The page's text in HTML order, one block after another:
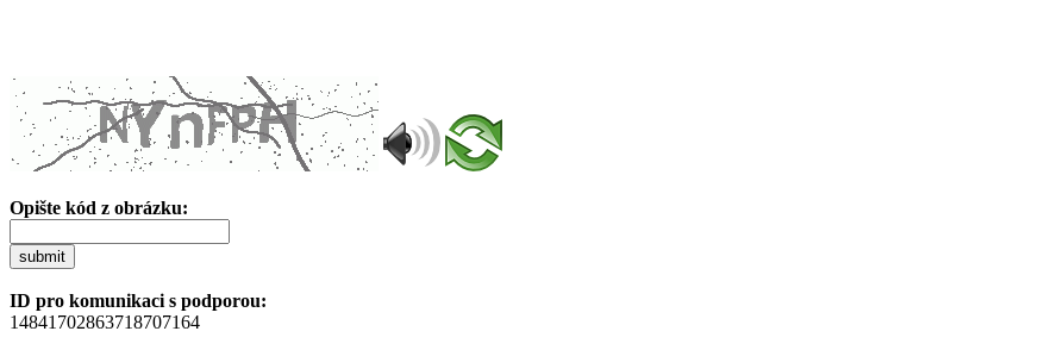
Opište kód z obrázku:
submit
ID pro komunikaci s podporou:
14841702863718707164